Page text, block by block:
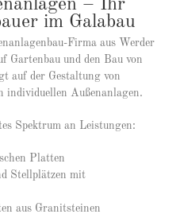
– Ihr
im Galabau
Firma aus Werder
Gartenbau und den Bau von
auf der Gestaltung von
individuellen Außenanlagen.
Spektrum an Leistungen:
Platten
Stellplätzen mit
aus Granitsteinen